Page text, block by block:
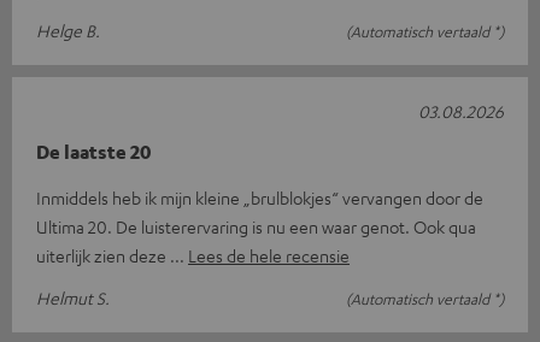
Helge B.
(Automatisch vertaald *)
De laatste 20
Inmiddels heb ik mijn kleine „brulblokjes“ vervangen door de
Ultima 20. De luisterervaring is nu een waar genot. Ook qua
uiterlijk zien deze
Lees de hele recensie
Helmut S.
(Automatisch vertaald *)
03.08.2026